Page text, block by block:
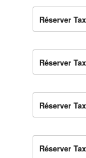
Réserver
Réserver
Réserver
Réserver